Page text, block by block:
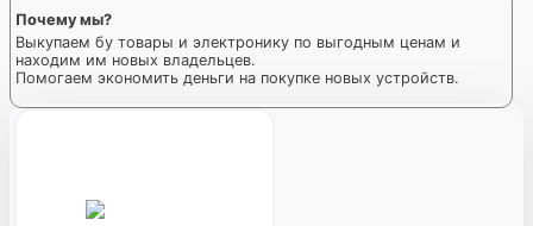
Почему мы?
Выкупаем бу товары и электронику по выгодным ценам и
находим им новых владельцев.
Помогаем экономить деньги на покупке новых устройств.